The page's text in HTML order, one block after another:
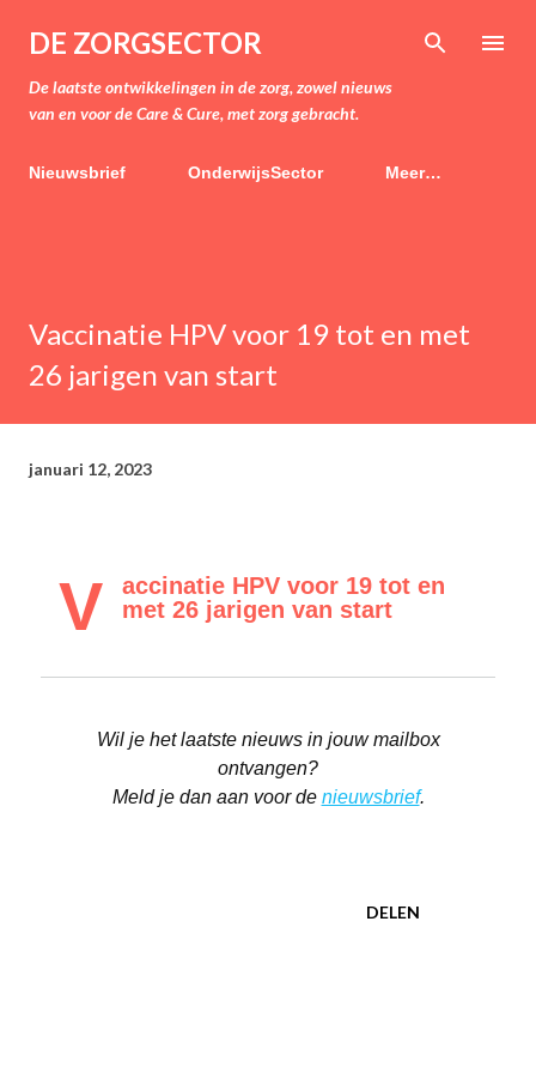
Doorgaan naar hoofdcontent
DE ZORGSECTOR
De laatste ontwikkelingen in de zorg, zowel nieuws
van en voor de Care & Cure, met zorg gebracht.
Nieuwsbrief OnderwijsSector Meer…
Vaccinatie HPV voor 19 tot en met
26 jarigen van start
januari 12, 2023
V
accinatie HPV voor 19 tot en
met 26 jarigen van start
Wil je het laatste nieuws in jouw mailbox
ontvangen?
Meld je dan aan voor de nieuwsbrief.
DELEN